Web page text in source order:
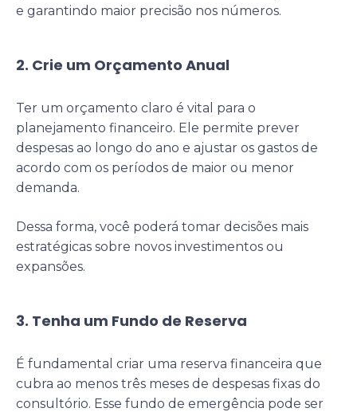
e garantindo maior precisão nos números.
2. Crie um Orçamento Anual
Ter um orçamento claro é vital para o
planejamento financeiro. Ele permite prever
despesas ao longo do ano e ajustar os gastos de
acordo com os períodos de maior ou menor
demanda.
Dessa forma, você poderá tomar decisões mais
estratégicas sobre novos investimentos ou
expansões.
3. Tenha um Fundo de Reserva
É fundamental criar uma reserva financeira que
cubra ao menos três meses de despesas fixas do
consultório. Esse fundo de emergência pode ser